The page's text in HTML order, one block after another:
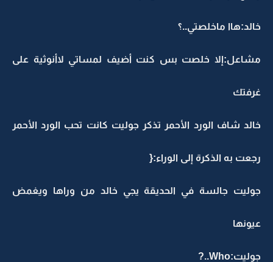
خالد:هاا ماخلصتي..؟
مشاعل:إلا خلصت بس كنت أضيف لمساتي لاأنوثية على
غرفتك
خالد شاف الورد الأحمر تذكر جوليت كانت تحب الورد الأحمر
رجعت به الذكرة إلى الوراء:{
جوليت جالسة في الحديقة يجي خالد من وراها ويغمض
عيونها
جوليت:Who..?